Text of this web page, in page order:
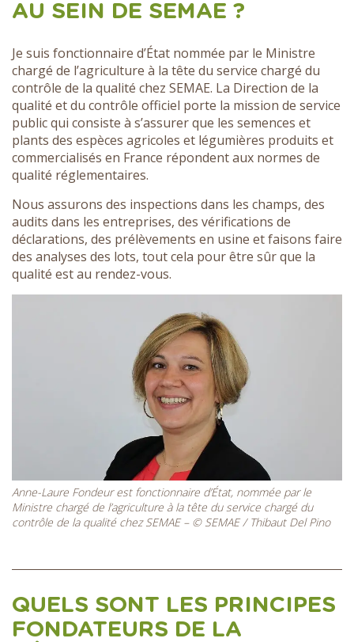
AU SEIN DE SEMAE ?
Je suis fonctionnaire d’État nommée par le Ministre
chargé de l’agriculture à la tête du service chargé du
contrôle de la qualité chez SEMAE. La Direction de la
qualité et du contrôle officiel porte la mission de service
public qui consiste à s’assurer que les semences et
plants des espèces agricoles et légumières produits et
commercialisés en France répondent aux normes de
qualité réglementaires.
Nous assurons des inspections dans les champs, des
audits dans les entreprises, des vérifications de
déclarations, des prélèvements en usine et faisons faire
des analyses des lots, tout cela pour être sûr que la
qualité est au rendez-vous.
Anne-Laure Fondeur est fonctionnaire d’État, nommée par le
Ministre chargé de l’agriculture à la tête du service chargé du
contrôle de la qualité chez SEMAE – © SEMAE / Thibaut Del Pino
QUELS SONT LES PRINCIPES
FONDATEURS DE LA